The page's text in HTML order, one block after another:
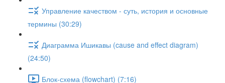
Управление качеством - суть, история и основные
термины (30:29)
Диаграмма Ишикавы (cause and effect diagram)
(24:50)
Блок-схема (flowchart) (7:16)